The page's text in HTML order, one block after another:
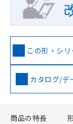
この形・シ
カタログ/デ
商品の特長